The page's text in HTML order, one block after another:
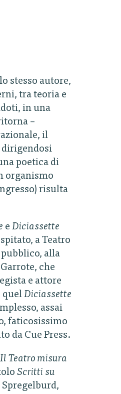
stesso autore,
tra teoria e
in una
–
il
dirigendosi
poetica di
organismo
risulta
e Diciassette
a Teatro
alla
che
e attore
quel Diciassette
assai
faticosissimo
da Cue Press.
Il Teatro misura
Scritti su
Spregelburd,